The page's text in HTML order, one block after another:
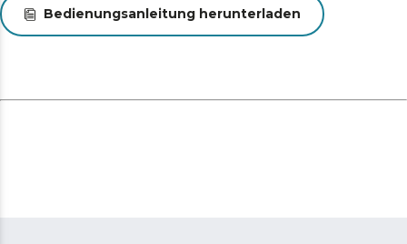
Bedienungsanleitung herunterladen